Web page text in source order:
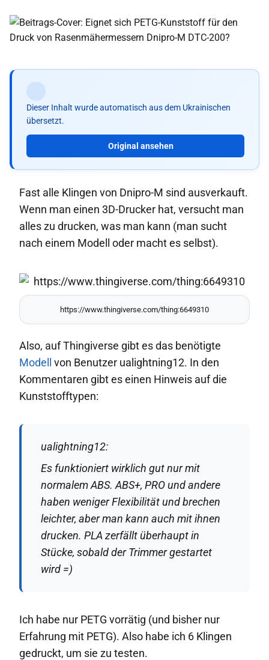
Dieser Inhalt wurde automatisch aus dem Ukrainischen
übersetzt.
Original ansehen
Fast alle Klingen von Dnipro-M sind ausverkauft.
Wenn man einen 3D-Drucker hat, versucht man
alles zu drucken, was man kann (man sucht
nach einem Modell oder macht es selbst).
https://www.thingiverse.com/thing:6649310
Also, auf Thingiverse gibt es das benötigte
Modell von Benutzer ualightning12. In den
Kommentaren gibt es einen Hinweis auf die
Kunststofftypen:
ualightning12:
Es funktioniert wirklich gut nur mit
normalem ABS. ABS+, PRO und andere
haben weniger Flexibilität und brechen
leichter, aber man kann auch mit ihnen
drucken. PLA zerfällt überhaupt in
Stücke, sobald der Trimmer gestartet
wird =)
Ich habe nur PETG vorrätig (und bisher nur
Erfahrung mit PETG). Also habe ich 6 Klingen
gedruckt, um sie zu testen.